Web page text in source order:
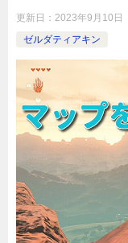
更新日： 2023年9月10日
ゼルダティアキン